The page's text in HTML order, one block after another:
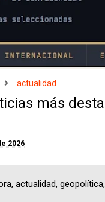
actualidad
más
2026
actualidad,